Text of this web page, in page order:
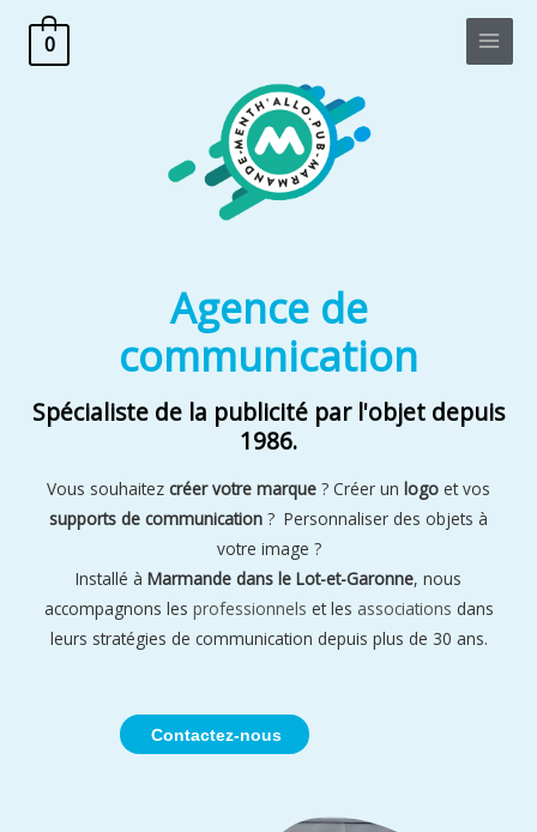
0
Agence de
communication
Spécialiste de la publicité par l'objet depuis
1986.
Vous souhaitez créer votre marque ? Créer un logo et vos
supports de communication ? Personnaliser des objets à
votre image ?
Installé à Marmande dans le Lot-et-Garonne, nous
accompagnons les professionnels et les associations dans
leurs stratégies de communication depuis plus de 30 ans.
Contactez-nous